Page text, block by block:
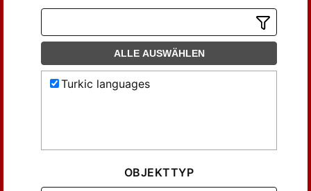
ALLE AUSWÄHLEN
Turkic languages
OBJEKTTYP